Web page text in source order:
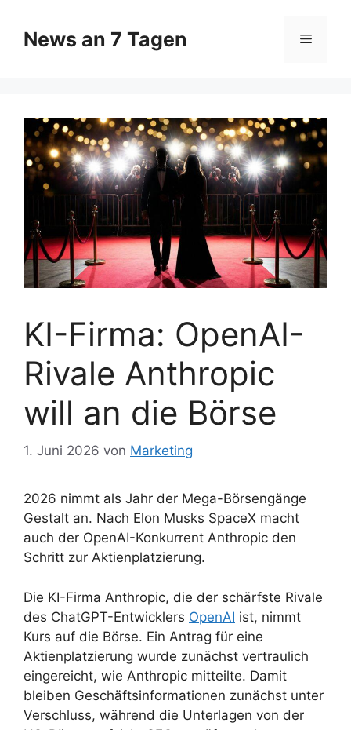
Inhalt
springen
News an 7 Tagen Menü
KI-Firma: OpenAI-
Rivale Anthropic
will an die Börse
1. Juni 2026 von Marketing
2026 nimmt als Jahr der Mega-Börsengänge
Gestalt an. Nach Elon Musks SpaceX macht
auch der OpenAI-Konkurrent Anthropic den
Schritt zur Aktienplatzierung.
Die KI-Firma Anthropic, die der schärfste Rivale
des ChatGPT-Entwicklers OpenAI ist, nimmt
Kurs auf die Börse. Ein Antrag für eine
Aktienplatzierung wurde zunächst vertraulich
eingereicht, wie Anthropic mitteilte. Damit
bleiben Geschäftsinformationen zunächst unter
Verschluss, während die Unterlagen von der